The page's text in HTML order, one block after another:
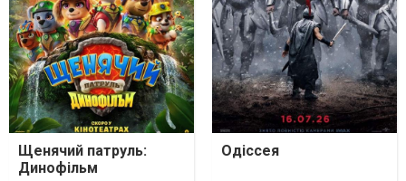
Щенячий патруль:
Динофільм
Одіссея